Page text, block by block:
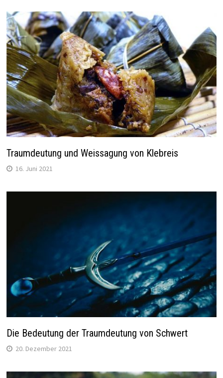
Traumdeutung und Weissagung von Klebreis
16. Juni 2021
Die Bedeutung der Traumdeutung von Schwert
20. Dezember 2021